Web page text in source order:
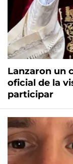
Lanzaron un
oficial de la
participar